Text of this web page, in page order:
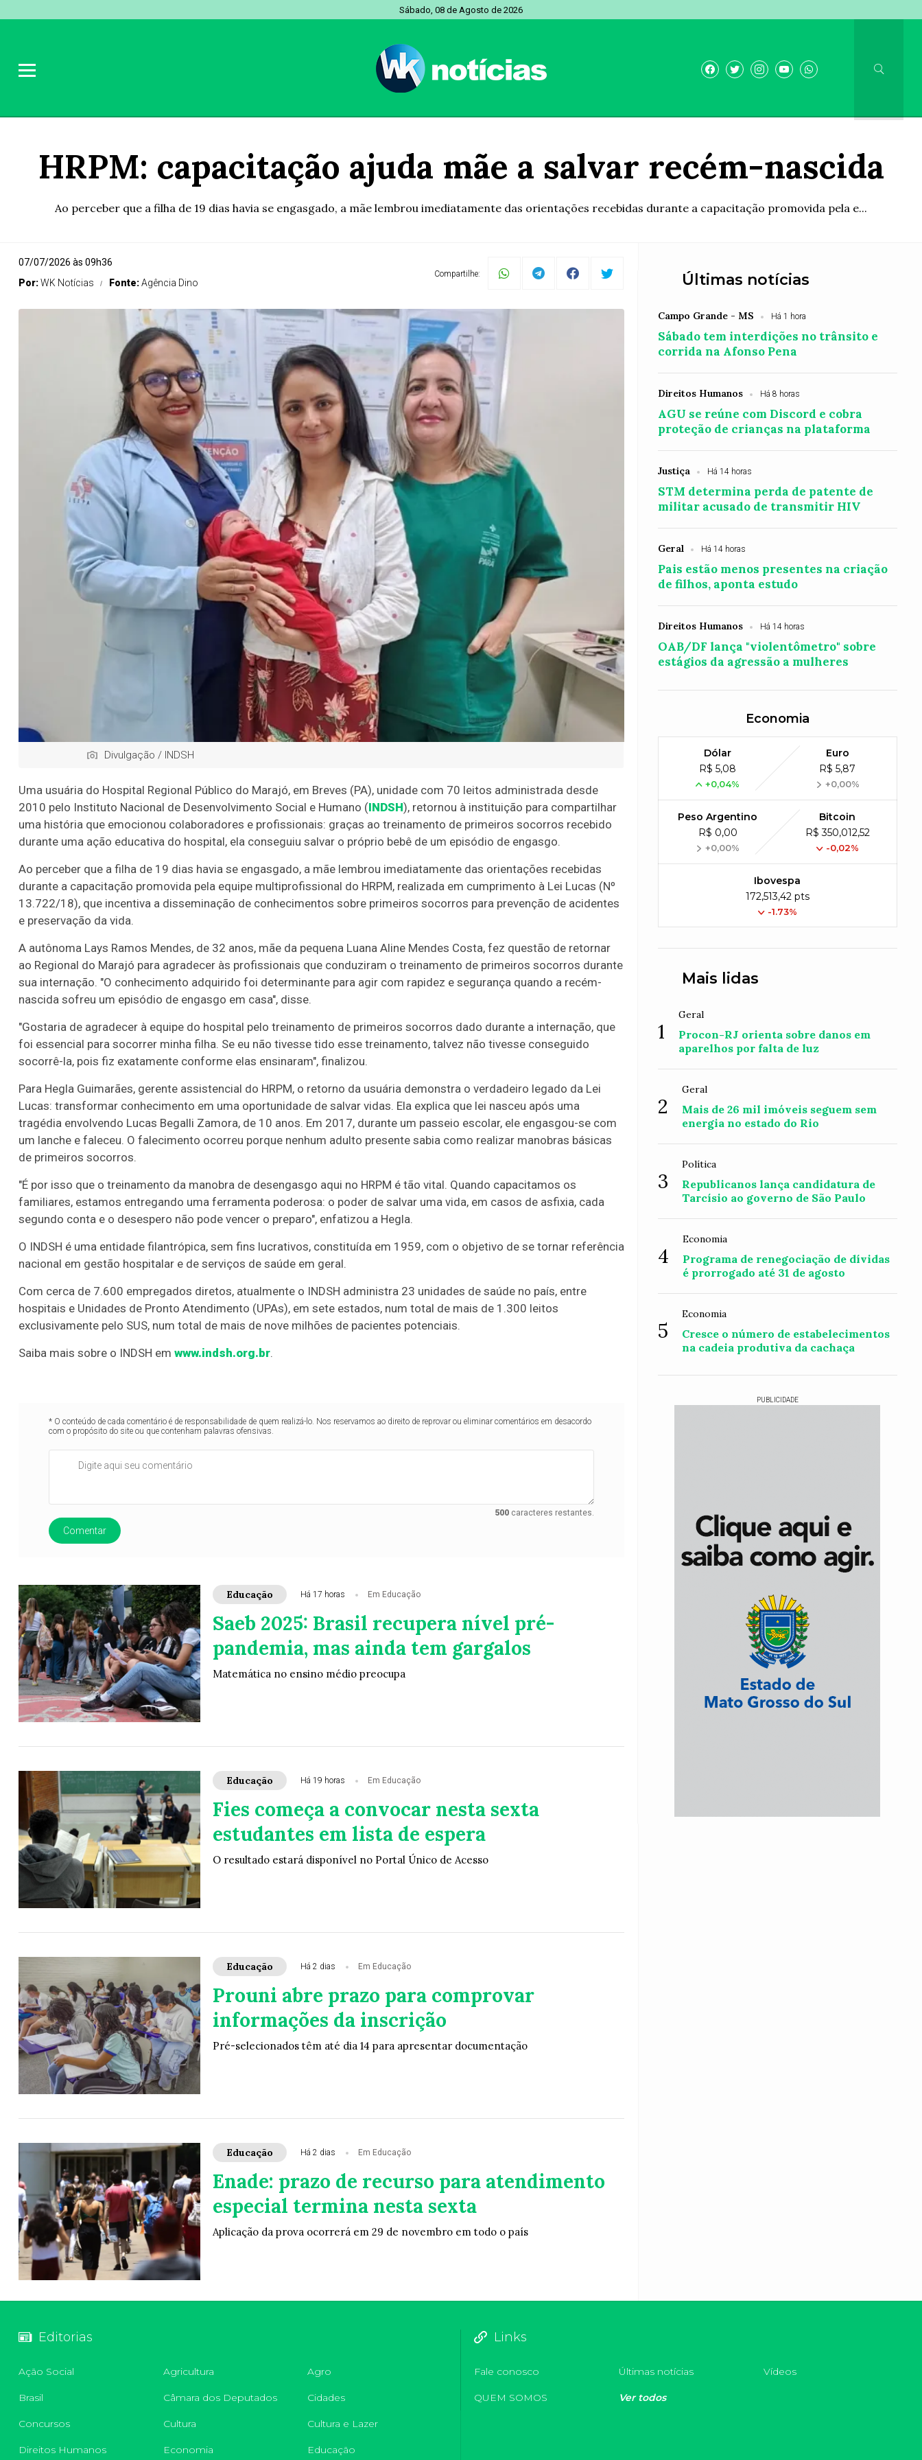
Sábado, 08 de Agosto de 2026
HRPM: capacitação ajuda mãe a salvar recém-nascida
Ao perceber que a filha de 19 dias havia se engasgado, a mãe lembrou imediatamente das orientações recebidas durante a capacitação promovida pela e...
07/07/2026 às 09h36
Por:WK Notícias Fonte:Agência Dino
Compartilhe:
Divulgação / INDSH
Uma usuária do Hospital Regional Público do Marajó, em Breves (PA), unidade com 70 leitos administrada desde
2010 pelo Instituto Nacional de Desenvolvimento Social e Humano (INDSH), retornou à instituição para compartilhar
uma história que emocionou colaboradores e profissionais: graças ao treinamento de primeiros socorros recebido
durante uma ação educativa do hospital, ela conseguiu salvar o próprio bebê de um episódio de engasgo.
Ao perceber que a filha de 19 dias havia se engasgado, a mãe lembrou imediatamente das orientações recebidas
durante a capacitação promovida pela equipe multiprofissional do HRPM, realizada em cumprimento à Lei Lucas (Nº
13.722/18), que incentiva a disseminação de conhecimentos sobre primeiros socorros para prevenção de acidentes
e preservação da vida.
A autônoma Lays Ramos Mendes, de 32 anos, mãe da pequena Luana Aline Mendes Costa, fez questão de retornar
ao Regional do Marajó para agradecer às profissionais que conduziram o treinamento de primeiros socorros durante
sua internação. "O conhecimento adquirido foi determinante para agir com rapidez e segurança quando a recém-
nascida sofreu um episódio de engasgo em casa", disse.
"Gostaria de agradecer à equipe do hospital pelo treinamento de primeiros socorros dado durante a internação, que
foi essencial para socorrer minha filha. Se eu não tivesse tido esse treinamento, talvez não tivesse conseguido
socorrê-la, pois fiz exatamente conforme elas ensinaram", finalizou.
Para Hegla Guimarães, gerente assistencial do HRPM, o retorno da usuária demonstra o verdadeiro legado da Lei
Lucas: transformar conhecimento em uma oportunidade de salvar vidas. Ela explica que lei nasceu após uma
tragédia envolvendo Lucas Begalli Zamora, de 10 anos. Em 2017, durante um passeio escolar, ele engasgou-se com
um lanche e faleceu. O falecimento ocorreu porque nenhum adulto presente sabia como realizar manobras básicas
de primeiros socorros.
"É por isso que o treinamento da manobra de desengasgo aqui no HRPM é tão vital. ​Quando capacitamos os
familiares, estamos entregando uma ferramenta poderosa: o poder de salvar uma vida, em casos de asfixia, cada
segundo conta e o desespero não pode vencer o preparo", enfatizou a Hegla.
O INDSH é uma entidade filantrópica, sem fins lucrativos, constituída em 1959, com o objetivo de se tornar referência
nacional em gestão hospitalar e de serviços de saúde em geral.
Com cerca de 7.600 empregados diretos, atualmente o INDSH administra 23 unidades de saúde no país, entre
hospitais e Unidades de Pronto Atendimento (UPAs), em sete estados, num total de mais de 1.300 leitos
exclusivamente pelo SUS, num total de mais de nove milhões de pacientes potenciais.
Saiba mais sobre o INDSH em www.indsh.org.br.
* O conteúdo de cada comentário é de responsabilidade de quem realizá-lo. Nos reservamos ao direito de reprovar ou eliminar comentários em desacordo
com o propósito do site ou que contenham palavras ofensivas.
500caracteres restantes.
Comentar
Educação Há 17 horas Em Educação
Saeb 2025: Brasil recupera nível pré-
pandemia, mas ainda tem gargalos
Matemática no ensino médio preocupa
Educação Há 19 horas Em Educação
Fies começa a convocar nesta sexta
estudantes em lista de espera
O resultado estará disponível no Portal Único de Acesso
Educação Há 2 dias Em Educação
Prouni abre prazo para comprovar
informações da inscrição
Pré-selecionados têm até dia 14 para apresentar documentação
Educação Há 2 dias Em Educação
Enade: prazo de recurso para atendimento
especial termina nesta sexta
Aplicação da prova ocorrerá em 29 de novembro em todo o país
Últimas notícias
Campo Grande - MS Há 1 hora
Sábado tem interdições no trânsito e
corrida na Afonso Pena
Direitos Humanos Há 8 horas
AGU se reúne com Discord e cobra
proteção de crianças na plataforma
Justiça Há 14 horas
STM determina perda de patente de
militar acusado de transmitir HIV
Geral Há 14 horas
Pais estão menos presentes na criação
de filhos, aponta estudo
Direitos Humanos Há 14 horas
OAB/DF lança "violentômetro" sobre
estágios da agressão a mulheres
Economia
Dólar
R$ 5,08
+0,04%
Euro
R$ 5,87
+0,00%
Peso Argentino
R$ 0,00
+0,00%
Bitcoin
R$ 350,012,52
-0,02%
Ibovespa
172,513,42 pts
-1.73%
Mais lidas
1
Geral
Procon-RJ orienta sobre danos em
aparelhos por falta de luz
2
Geral
Mais de 26 mil imóveis seguem sem
energia no estado do Rio
3
Política
Republicanos lança candidatura de
Tarcísio ao governo de São Paulo
4
Economia
Programa de renegociação de dívidas
é prorrogado até 31 de agosto
5
Economia
Cresce o número de estabelecimentos
na cadeia produtiva da cachaça
PUBLICIDADE
Editorias
Ação Social Agricultura Agro
Brasil Câmara dos Deputados Cidades
Concursos Cultura Cultura e Lazer
Direitos Humanos Economia Educação
Links
Fale conosco Últimas notícias Vídeos
QUEM SOMOS Ver todos